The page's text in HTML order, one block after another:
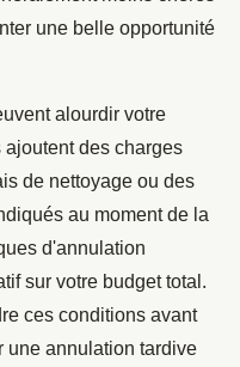
une belle opportunité
alourdir votre
des charges
de nettoyage ou des
au moment de la
d'annulation
sur votre budget total.
ces conditions avant
une annulation tardive